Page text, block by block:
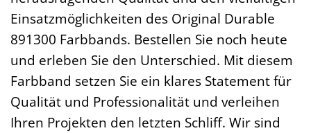
Einsatzmöglichkeiten des Original Durable
891300 Farbbands. Bestellen Sie noch heute
und erleben Sie den Unterschied. Mit diesem
Farbband setzen Sie ein klares Statement für
Qualität und Professionalität und verleihen
Ihren Projekten den letzten Schliff. Wir sind